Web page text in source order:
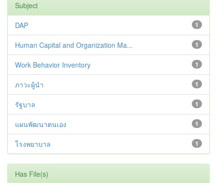
Subject
1
DAP
1
Human Capital and Organization Ma...
1
Work Behavior Inventory
1
ภาวะผู้นำ
1
รัฐบาล
1
แผนพัฒนาตนเอง
1
โรงพยาบาล
Has File(s)